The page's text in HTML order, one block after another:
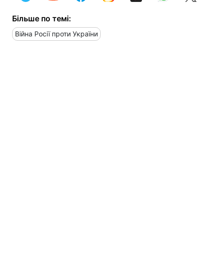
Більше по темі:
Війна Росії проти України